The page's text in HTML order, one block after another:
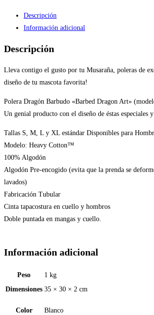
Descripción
Información adicional
Descripción
Lleva contigo el gusto por tu Musaraña, poleras de
diseño de tu mascota favorita!
Polera Dragón Barbudo «Barbed Dragon Art»
Un genial producto con el diseño de éstas especiales y
Tallas S, M, L y XL estándar Disponibles para
Modelo: Heavy Cotton™
100% Algodón
Algodón Pre-encogido (evita que la prenda se
lavados)
Fabricación Tubular
Cinta tapacostura en cuello y hombros
Doble puntada en mangas y cuello.
Información adicional
Peso
1 kg
Dimensiones 35 × 30 × 2 cm
Color Blanco